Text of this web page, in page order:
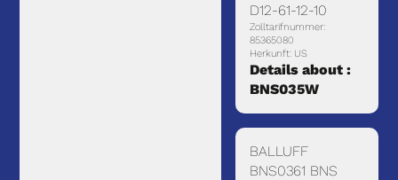
D12-61-12-10
Zolltarifnummer:
85365080
Herkunft: US
Details about :
BNS035W
BALLUFF
BNS0361 BNS